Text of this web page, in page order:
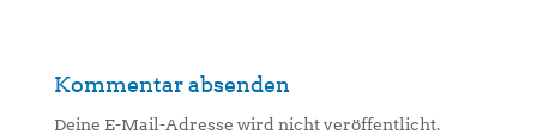
Kommentar absenden
Deine E-Mail-Adresse wird nicht veröffentlicht.